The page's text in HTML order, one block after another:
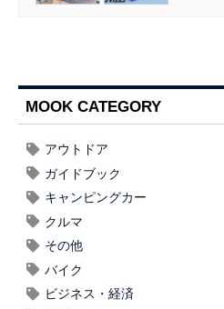
MOOK CATEGORY
アウトドア
ガイドブック
キャンピングカー
クルマ
その他
バイク
ビジネス・経済